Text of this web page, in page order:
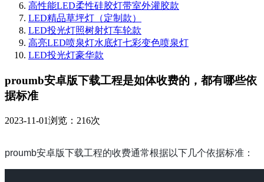
高性能LED柔性硅胶灯带室外灌胶款
LED精品草坪灯（定制款）
LED投光灯照树射灯车轮款
高亮LED喷泉灯水底灯七彩变色喷泉灯
LED投光灯豪华款
proumb安卓版下载工程是如体收费的，都有哪些依
据标准
2023-11-01浏览：216次
proumb安卓版下载工程的收费通常根据以下几个依据标准：